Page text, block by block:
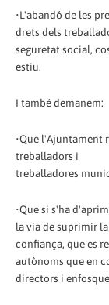
•L'abandó de les
drets dels
seguretat social,
estiu.
I també demanem:
•Que l'Ajuntament
treballadors i
treballadores
•Que si s'ha
la via de suprimir
confiança, que es
autònoms que en
directors i